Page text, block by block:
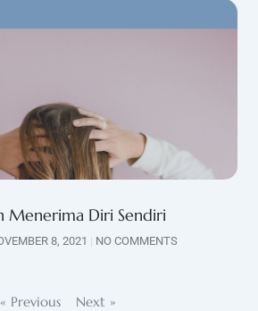
Menerima Diri Sendiri
8, 2021 NO COMMENTS
« Previous Next »